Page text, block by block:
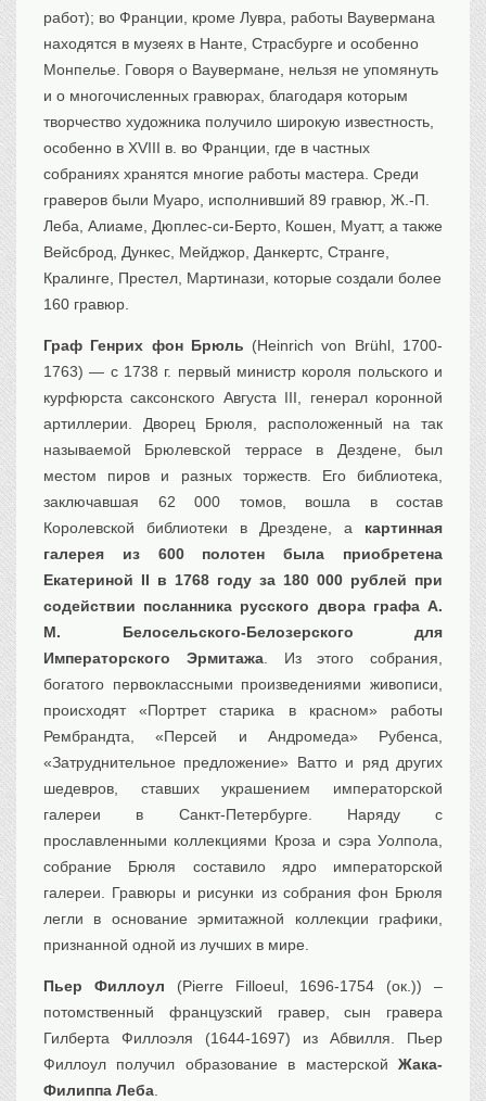
работ); во Франции, кроме Лувра, работы Ваувермана
находятся в музеях в Нанте, Страсбурге и особенно
Монпелье. Говоря о Ваувермане, нельзя не упомянуть
и о многочисленных гравюрах, благодаря которым
творчество художника получило широкую известность,
особенно в XVIII в. во Франции, где в частных
собраниях хранятся многие работы мастера. Среди
граверов были Муаро, исполнивший 89 гравюр, Ж.-П.
Леба, Алиаме, Дюплес-си-Берто, Кошен, Муатт, а также
Вейсброд, Дункес, Мейджор, Данкертс, Странге,
Кралинге, Престел, Мартинази, которые создали более
160 гравюр.
Граф Генрих фон Брюль (Heinrich von Brühl, 1700-
1763) — с 1738 г. первый министр короля польского и
курфюрста саксонского Августа III, генерал коронной
артиллерии. Дворец Брюля, расположенный на так
называемой Брюлевской террасе в Дездене, был
местом пиров и разных торжеств. Его библиотека,
заключавшая 62 000 томов, вошла в состав
Королевской библиотеки в Дрездене, а картинная
галерея из 600 полотен была приобретена
Екатериной II в 1768 году за 180 000 рублей при
содействии посланника русского двора графа А.
М. Белосельского-Белозерского для
Императорского Эрмитажа. Из этого собрания,
богатого первоклассными произведениями живописи,
происходят «Портрет старика в красном» работы
Рембрандта, «Персей и Андромеда» Рубенса,
«Затруднительное предложение» Ватто и ряд других
шедевров, ставших украшением императорской
галереи в Санкт-Петербурге. Наряду с
прославленными коллекциями Кроза и сэра Уолпола,
собрание Брюля составило ядро императорской
галереи. Гравюры и рисунки из собрания фон Брюля
легли в основание эрмитажной коллекции графики,
признанной одной из лучших в мире.
Пьер Филлоул (Pierre Filloeul, 1696-1754 (ок.)) –
потомственный французский гравер, сын гравера
Гилберта Филлоэля (1644-1697) из Абвилля. Пьер
Филлоул получил образование в мастерской Жака-
Филиппа Леба